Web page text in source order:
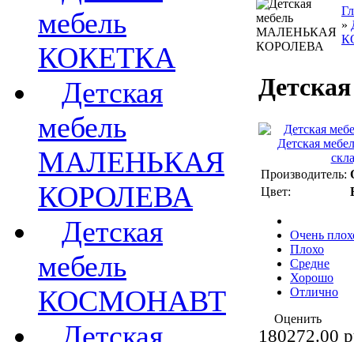
мебель
КОКЕТКА
Детская
мебель
МАЛЕНЬКАЯ
КОРОЛЕВА
Детская
мебель
КОСМОНАВТ
»
Производитель:
Цвет:
Очень
Плохо
Средне
Хорошо
Отлично
Оценить
180272.00